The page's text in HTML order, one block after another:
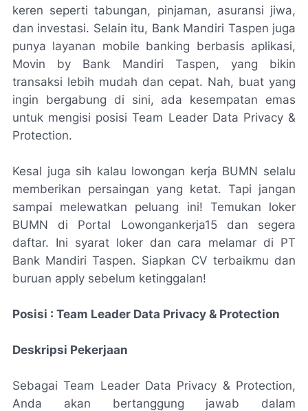
keren seperti tabungan, pinjaman, asuransi jiwa,
dan investasi. Selain itu, Bank Mandiri Taspen juga
punya layanan mobile banking berbasis aplikasi,
Movin by Bank Mandiri Taspen, yang bikin
transaksi lebih mudah dan cepat. Nah, buat yang
ingin bergabung di sini, ada kesempatan emas
untuk mengisi posisi Team Leader Data Privacy &
Protection.
Kesal juga sih kalau lowongan kerja BUMN selalu
memberikan persaingan yang ketat. Tapi jangan
sampai melewatkan peluang ini! Temukan loker
BUMN di Portal Lowongankerja15 dan segera
daftar. Ini syarat loker dan cara melamar di PT
Bank Mandiri Taspen. Siapkan CV terbaikmu dan
buruan apply sebelum ketinggalan!
Posisi : Team Leader Data Privacy & Protection
Deskripsi Pekerjaan
Sebagai Team Leader Data Privacy & Protection,
Anda akan bertanggung jawab dalam